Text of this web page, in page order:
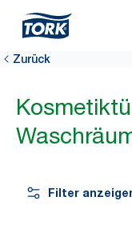
Zurück
Filter